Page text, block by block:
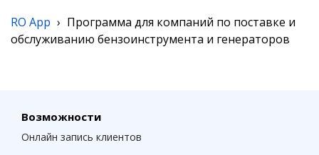
RO App › Программа для компаний по поставке и
обслуживанию бензоинструмента и генераторов
Возможности
Онлайн запись клиентов